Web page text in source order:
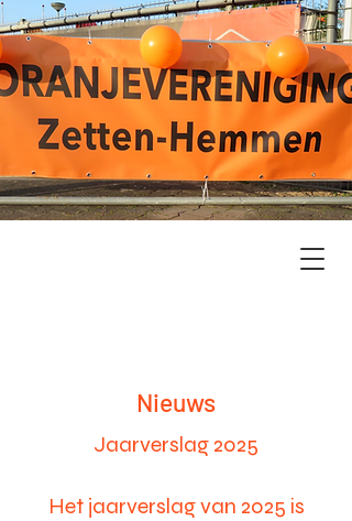
Nieuws
Jaarverslag 2025
Het jaarverslag van 2025 is